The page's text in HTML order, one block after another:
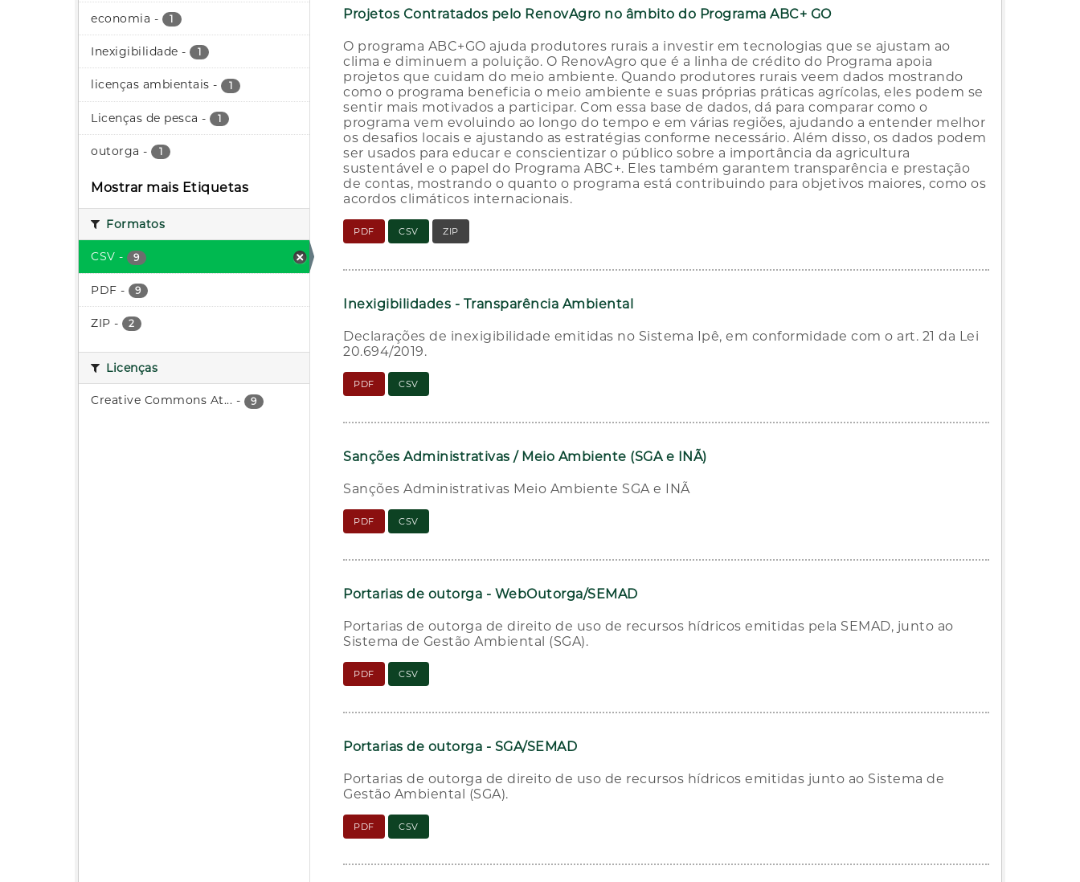
economia - 1
Inexigibilidade - 1
licenças ambientais - 1
Licenças de pesca - 1
outorga - 1
Mostrar mais Etiquetas
Formatos
CSV - 9
PDF - 9
ZIP - 2
Licenças
Creative Commons At... - 9
Projetos Contratados pelo RenovAgro no âmbito do Programa ABC+ GO
O programa ABC+GO ajuda produtores rurais a investir em tecnologias que se ajustam ao
clima e diminuem a poluição. O RenovAgro que é a linha de crédito do Programa apoia
projetos que cuidam do meio ambiente. Quando produtores rurais veem dados mostrando
como o programa beneficia o meio ambiente e suas próprias práticas agrícolas, eles podem se
sentir mais motivados a participar. Com essa base de dados, dá para comparar como o
programa vem evoluindo ao longo do tempo e em várias regiões, ajudando a entender melhor
os desafios locais e ajustando as estratégias conforme necessário. Além disso, os dados podem
ser usados para educar e conscientizar o público sobre a importância da agricultura
sustentável e o papel do Programa ABC+. Eles também garantem transparência e prestação
de contas, mostrando o quanto o programa está contribuindo para objetivos maiores, como os
acordos climáticos internacionais.
PDF CSV ZIP
Inexigibilidades - Transparência Ambiental
Declarações de inexigibilidade emitidas no Sistema Ipê, em conformidade com o art. 21 da Lei
20.694/2019.
PDF CSV
Sanções Administrativas / Meio Ambiente (SGA e INÃ)
Sanções Administrativas Meio Ambiente SGA e INÃ
PDF CSV
Portarias de outorga - WebOutorga/SEMAD
Portarias de outorga de direito de uso de recursos hídricos emitidas pela SEMAD, junto ao
Sistema de Gestão Ambiental (SGA).
PDF CSV
Portarias de outorga - SGA/SEMAD
Portarias de outorga de direito de uso de recursos hídricos emitidas junto ao Sistema de
Gestão Ambiental (SGA).
PDF CSV